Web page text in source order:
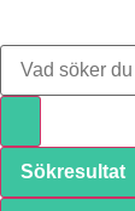
Sökresultat